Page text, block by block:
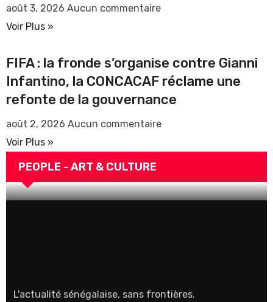
août 3, 2026 Aucun commentaire
Voir Plus »
FIFA : la fronde s’organise contre Gianni
Infantino, la CONCACAF réclame une
refonte de la gouvernance
août 2, 2026 Aucun commentaire
Voir Plus »
PEOPLE - ART & CULTURE
FIEDA 2026 ouvre ses portes pour
L'actualité sénégalaise, sans frontières.